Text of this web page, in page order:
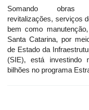
Somando obras
revitalizações, serviços
bem como
Santa Catarina, por
de Estado da
(SIE), está
bilhões no programa